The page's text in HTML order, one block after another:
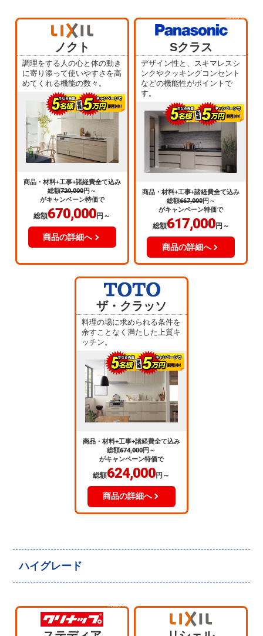
ノクト
調理をする人の心と体の動き
に寄り添って使いやすさを高
めてくれる機能の数々。
商品・材料+工事+諸経費全て込み
総額720,000円～
がキャンペーン特価で
総額670,000円～
商品の詳細へ
Sクラス
デザイン性と、スキマレスシ
ンクやクッキングコンセント
などの機能性がポイントで
す。
商品・材料+工事+諸経費全て込み
総額667,000円～
がキャンペーン特価で
総額617,000円～
商品の詳細へ
ザ・クラッソ
料理の場に求められる条件を
余すことなく満たした上質キ
ッチン。
商品・材料+工事+諸経費全て込み
総額674,000円～
がキャンペーン特価で
総額624,000円～
商品の詳細へ
ハイグレード